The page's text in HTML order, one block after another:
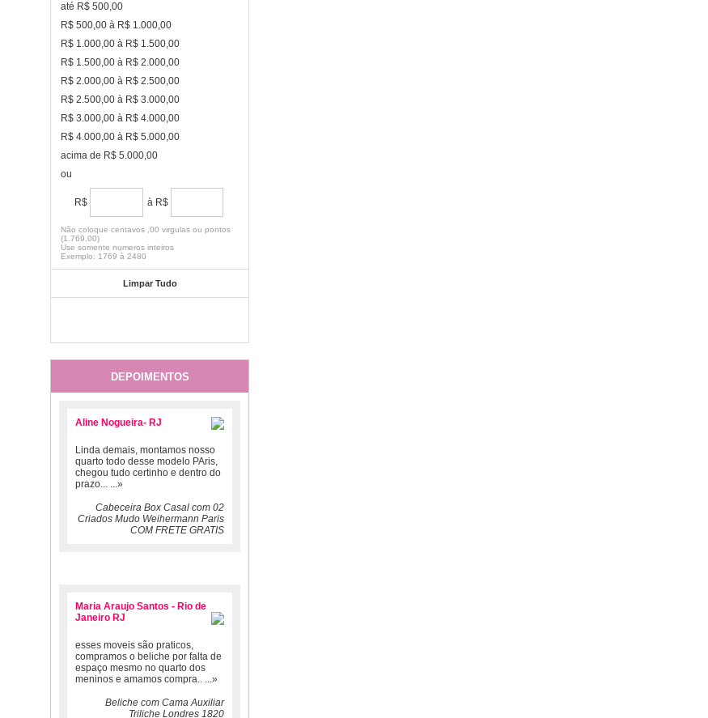
até R$ 500,00
R$ 500,00 à R$ 1.000,00
R$ 1.000,00 à R$ 1.500,00
R$ 1.500,00 à R$ 2.000,00
R$ 2.000,00 à R$ 2.500,00
R$ 2.500,00 à R$ 3.000,00
R$ 3.000,00 à R$ 4.000,00
R$ 4.000,00 à R$ 5.000,00
acima de R$ 5.000,00
ou
R$ à R$
Não coloque centavos ,00 virgulas ou pontos
(1.769,00)
Use somente numeros inteiros
Exemplo: 1769 à 2480
Limpar Tudo
DEPOIMENTOS
Aline Nogueira- RJ
Linda demais, montamos nosso
quarto todo desse modelo PAris,
chegou tudo certinho e dentro do
prazo... ...»
Cabeceira Box Casal com 02
Criados Mudo Weihermann Paris
COM FRETE GRATIS
Maria Araujo Santos - Rio de
Janeiro RJ
esses moveis são praticos,
compramos o beliche por falta de
espaço mesmo no quarto dos
meninos e amamos compra.. ...»
Beliche com Cama Auxiliar
Triliche Londres 1820